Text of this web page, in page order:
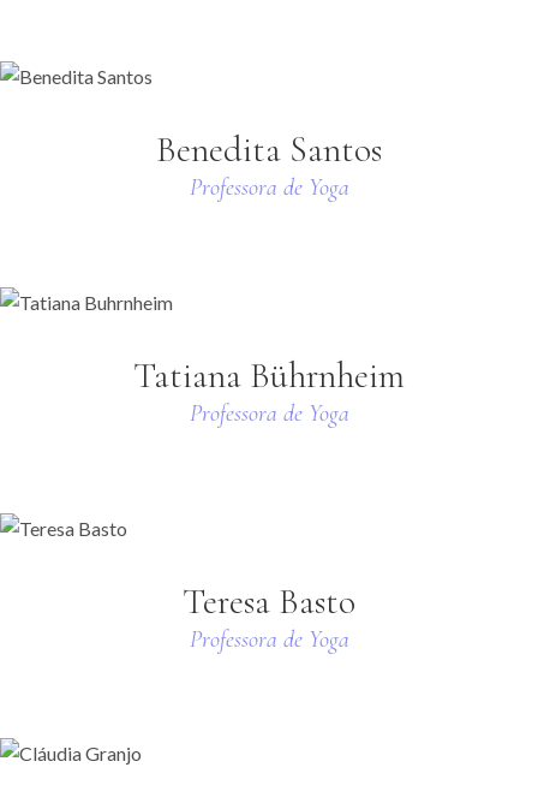
Benedita Santos
Professora de Yoga
Tatiana Bührnheim
Professora de Yoga
Teresa Basto
Professora de Yoga